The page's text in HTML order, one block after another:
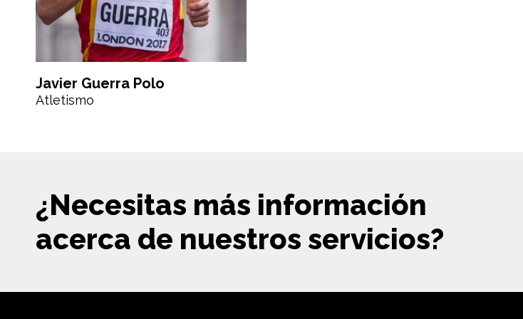
Javier Guerra Polo
Atletismo
¿Necesitas más información
acerca de nuestros servicios?